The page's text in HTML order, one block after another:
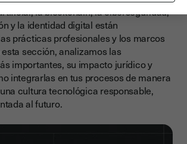
la blockchain, la ciberseguridad,
y la identidad digital están
prácticas profesionales y los marcos
sección, analizamos las
importantes, su impacto jurídico y
integrarlas en tus procesos de manera
cultura tecnológica responsable,
al futuro.